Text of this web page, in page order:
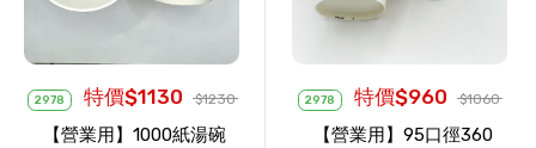
2978 特價$1130 $1230
【營業用】1000紙湯碗
2978 特價$960 $1060
【營業用】95口徑360